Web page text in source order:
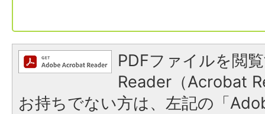
PDFファイルを閲
Reader（Acrobat
お持ちでない方は、左記の「